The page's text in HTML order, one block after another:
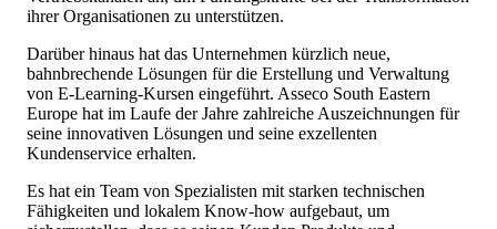
ihrer Organisationen zu unterstützen.
Darüber hinaus hat das Unternehmen kürzlich neue,
bahnbrechende Lösungen für die Erstellung und Verwaltung
von E-Learning-Kursen eingeführt. Asseco South Eastern
Europe hat im Laufe der Jahre zahlreiche Auszeichnungen für
seine innovativen Lösungen und seine exzellenten
Kundenservice erhalten.
Es hat ein Team von Spezialisten mit starken technischen
Fähigkeiten und lokalem Know-how aufgebaut, um